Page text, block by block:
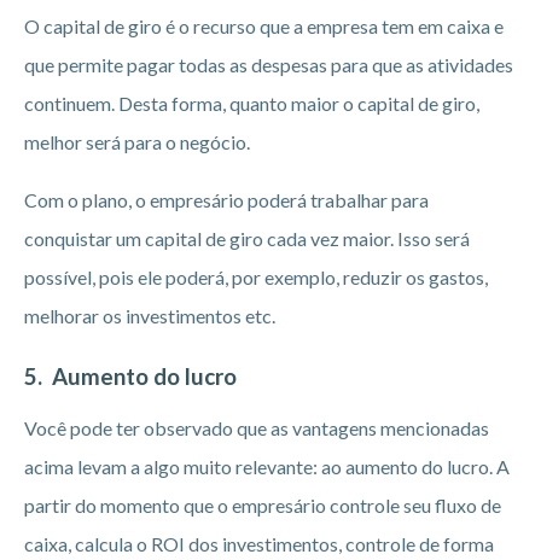
O capital de giro é o recurso que a empresa tem em caixa e
que permite pagar todas as despesas para que as atividades
continuem. Desta forma, quanto maior o capital de giro,
melhor será para o negócio.
Com o plano, o empresário poderá trabalhar para
conquistar um capital de giro cada vez maior. Isso será
possível, pois ele poderá, por exemplo, reduzir os gastos,
melhorar os investimentos etc.
5. Aumento do lucro
Você pode ter observado que as vantagens mencionadas
acima levam a algo muito relevante: ao aumento do lucro. A
partir do momento que o empresário controle seu fluxo de
caixa, calcula o ROI dos investimentos, controle de forma